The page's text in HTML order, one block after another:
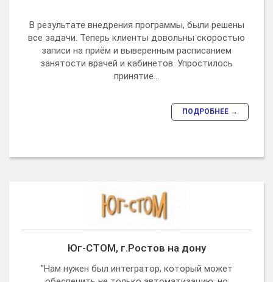
В результате внедрения программы, были решены
все задачи. Теперь клиенты довольны скоростью
записи на приём и выверенным расписанием
занятости врачей и кабинетов. Упростилось
принятие...
ПОДРОБНЕЕ →
Юг-СТОМ, г.Ростов на дону
"Нам нужен был интегратор, который может